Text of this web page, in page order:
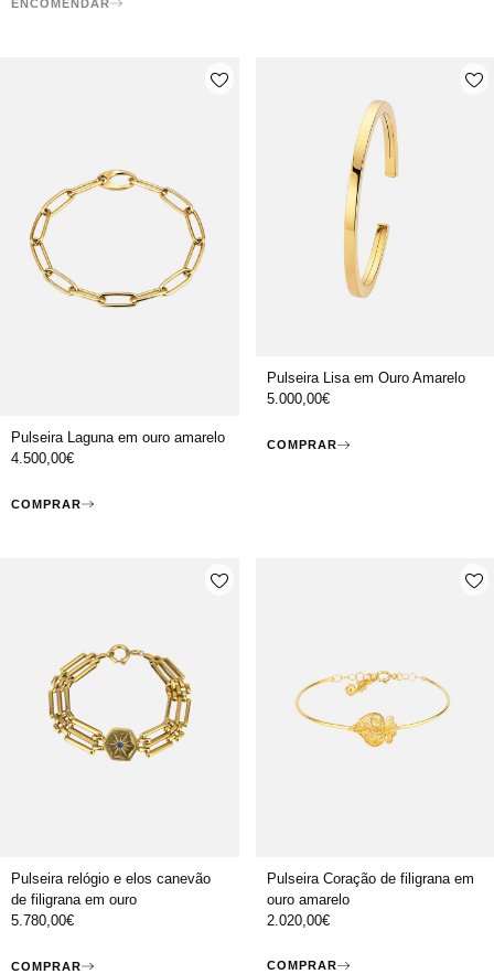
ENCOMENDAR
Pulseira Laguna em ouro amarelo
4.500,00€
COMPRAR
Pulseira Lisa em Ouro Amarelo
5.000,00€
COMPRAR
Pulseira relógio e elos canevão
de filigrana em ouro
5.780,00€
COMPRAR
Pulseira Coração de filigrana em
ouro amarelo
2.020,00€
COMPRAR